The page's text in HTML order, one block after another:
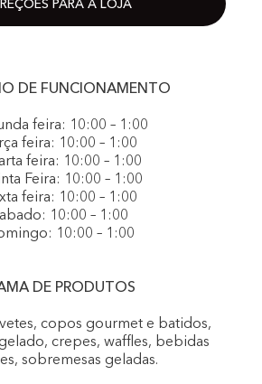
PARA A LOJA
DE FUNCIONAMENTO
feira: 10:00 – 1:00
feira: 10:00 – 1:00
feira: 10:00 – 1:00
Feira: 10:00 – 1:00
feira: 10:00 – 1:00
10:00 – 1:00
10:00 – 1:00
DE PRODUTOS
copos gourmet e batidos,
crepes, waffles, bebidas
sobremesas geladas.